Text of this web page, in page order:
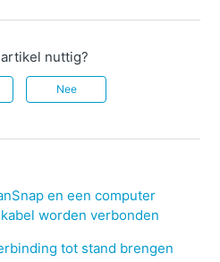
nuttig?
Nee
en een computer
worden verbonden
tot stand brengen